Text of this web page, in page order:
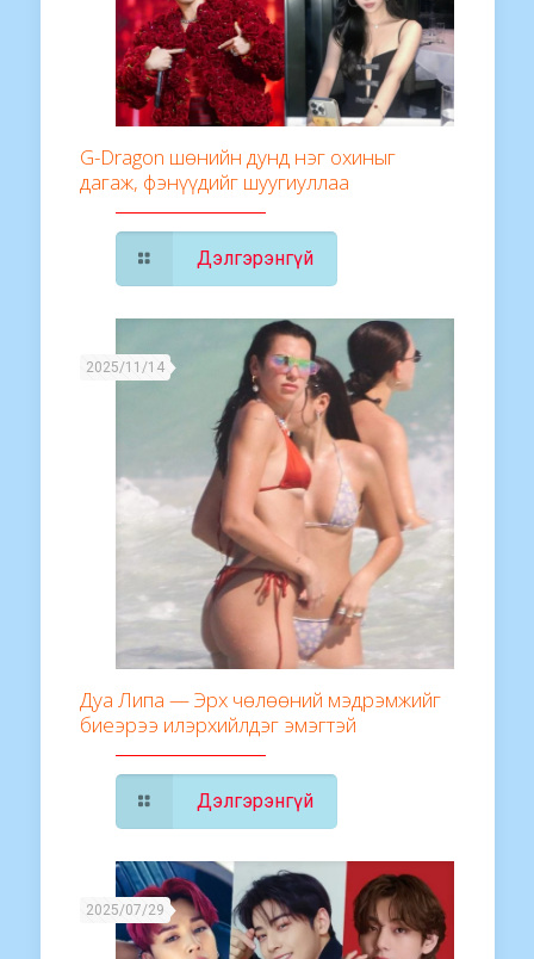
G-Dragon шөнийн дунд нэг охиныг
дагаж, фэнүүдийг шуугиуллаа
Дэлгэрэнгүй
2025/11/14
Дуа Липа — Эрх чөлөөний мэдрэмжийг
биеэрээ илэрхийлдэг эмэгтэй
Дэлгэрэнгүй
2025/07/29